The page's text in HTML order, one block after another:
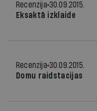
Recenzija 30.09.2015.
Eksaktā izklaide
Recenzija 30.09.2015.
Domu raidstacijas